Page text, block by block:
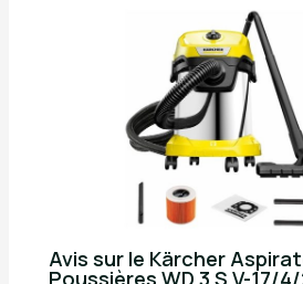
Avis sur le Kärcher
Poussières WD 3 S V-17/